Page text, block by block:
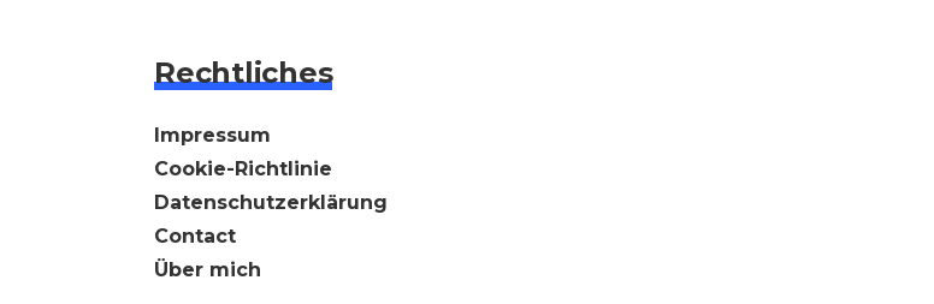
Rechtliches
Impressum
Cookie-Richtlinie
Datenschutzerklärung
Contact
Über mich